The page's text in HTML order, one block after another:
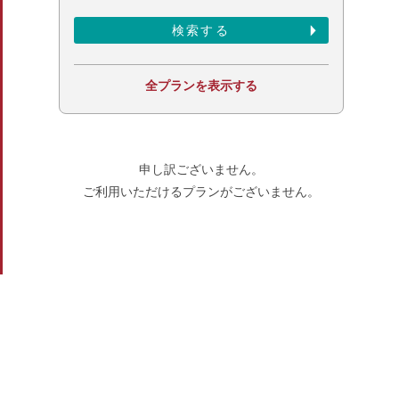
全プランを表示する
申し訳ございません。
ご利用いただけるプランがございません。